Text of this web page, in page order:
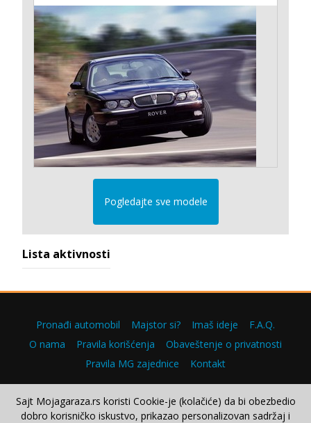
Pogledajte sve modele
Lista aktivnosti
Pronađi automobil Majstor si? Imaš ideje
F.A.Q.
O nama
Pravila korišćenja
Obaveštenje o privatnosti
Pravila MG zajednice
Kontakt
Sajt Mojagaraza.rs koristi Cookie-je (kolačiće) da bi obezbedio
dobro korisničko iskustvo, prikazao personalizovan sadržaj i